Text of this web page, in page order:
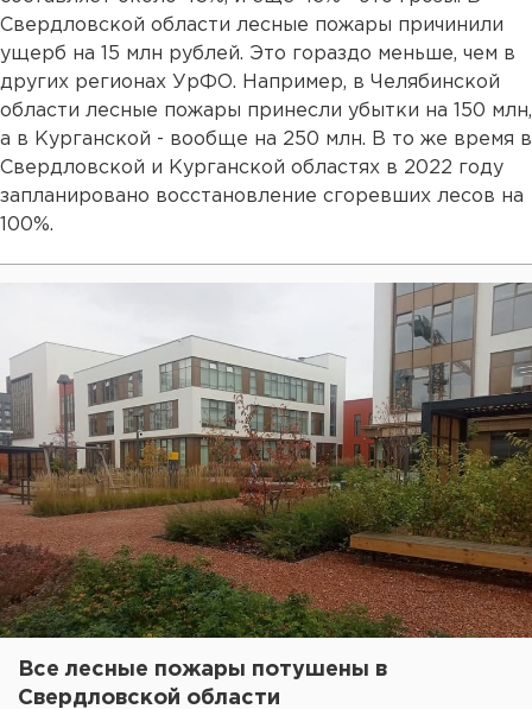
Свердловской области лесные пожары причинили
ущерб на 15 млн рублей. Это гораздо меньше, чем в
других регионах УрФО. Например, в Челябинской
области лесные пожары принесли убытки на 150 млн,
а в Курганской - вообще на 250 млн. В то же время в
Свердловской и Курганской областях в 2022 году
запланировано восстановление сгоревших лесов на
100%.
Все лесные пожары потушены в
Свердловской области